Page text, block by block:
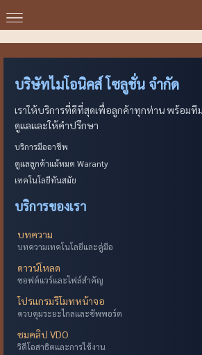
บริษัทไมโอนิคส์ โซลูชั่น จำกัด
เราให้บริการที่ดีที่สุดเพื่อลูกค้าทุกท่าน พร้อม
ดูแลและให้คำปรึกษา
บริการมืออาชีพ
ดูแลลูกค้าแม้หมด Waranty
เทคโนโลยีทันสมัย
บริการของเรา
บทความ
บทความเทคโนโลยีและคู่มือ
ดาวน์โหลด
ซอฟต์แวร์และไฟล์สำคัญ
โปรแกรมรีโมทหน้าจอ
ควบคุมระยะไกลและซัพพอร์ต
ชมคลิป VDO
วิดีโอสาธิตและการใช้งาน